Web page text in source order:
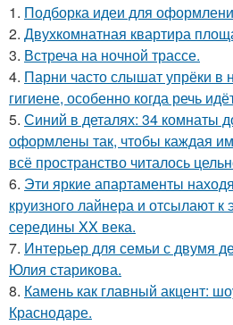
1. Подборка идеи для
2. Двухкомнатная квартира
3. Встреча на ночной трассе.
4. Парни часто слышат упрёки в
гигиене, особенно когда речь
5. Синий в деталях: 34 комнаты
оформлены так, чтобы каждая
всё пространство читалось
6. Эти яркие апартаменты
круизного лайнера и отсылают к
середины XX века.
7. Интерьер для семьи с двумя
Юлия старикова.
8. Камень как главный акцент:
Краснодаре.